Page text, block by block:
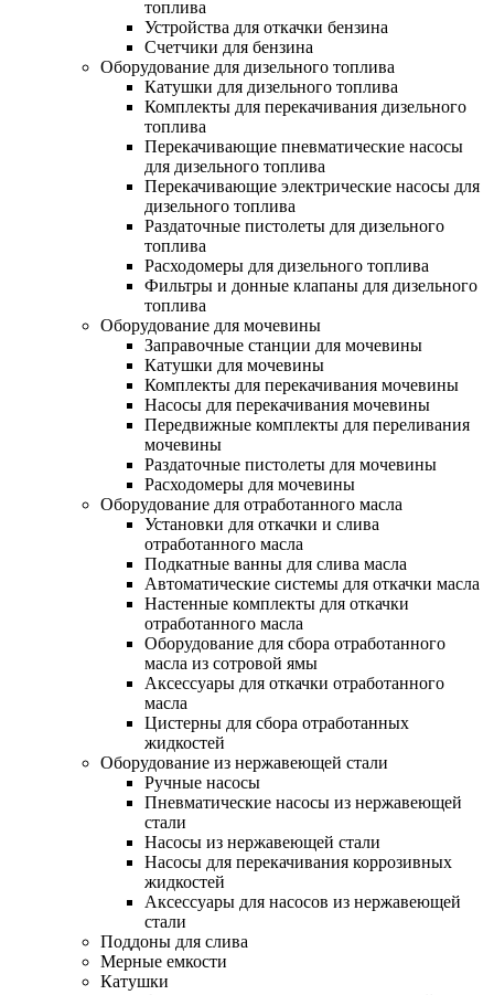
топлива
Устройства для откачки бензина
Счетчики для бензина
Оборудование для дизельного топлива
Катушки для дизельного топлива
Комплекты для перекачивания дизельного
топлива
Перекачивающие пневматические насосы
для дизельного топлива
Перекачивающие электрические насосы для
дизельного топлива
Раздаточные пистолеты для дизельного
топлива
Расходомеры для дизельного топлива
Фильтры и донные клапаны для дизельного
топлива
Оборудование для мочевины
Заправочные станции для мочевины
Катушки для мочевины
Комплекты для перекачивания мочевины
Насосы для перекачивания мочевины
Передвижные комплекты для переливания
мочевины
Раздаточные пистолеты для мочевины
Расходомеры для мочевины
Оборудование для отработанного масла
Установки для откачки и слива
отработанного масла
Подкатные ванны для слива масла
Автоматические системы для откачки масла
Настенные комплекты для откачки
отработанного масла
Оборудование для сбора отработанного
масла из сотровой ямы
Аксессуары для откачки отработанного
масла
Цистерны для сбора отработанных
жидкостей
Оборудование из нержавеющей стали
Ручные насосы
Пневматические насосы из нержавеющей
стали
Насосы из нержавеющей стали
Насосы для перекачивания коррозивных
жидкостей
Аксессуары для насосов из нержавеющей
стали
Поддоны для слива
Мерные емкости
Катушки